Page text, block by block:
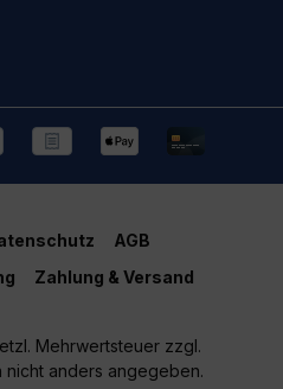
AGB
Zahlung & Versand
Mehrwertsteuer zzgl.
nicht anders angegeben.